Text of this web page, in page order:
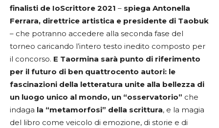
finalisti de IoScrittore 2021 – spiega Antonella
Ferrara, direttrice artistica e presidente di Taobuk
– che potranno accedere alla seconda fase del
torneo caricando l’intero testo inedito composto per
il concorso. E Taormina sarà punto di riferimento
per il futuro di ben quattrocento autori: le
fascinazioni della letteratura unite alla bellezza di
un luogo unico al mondo, un “osservatorio” che
indaga la “metamorfosi” della scrittura, e la magia
del libro come veicolo di emozione, di storie e di